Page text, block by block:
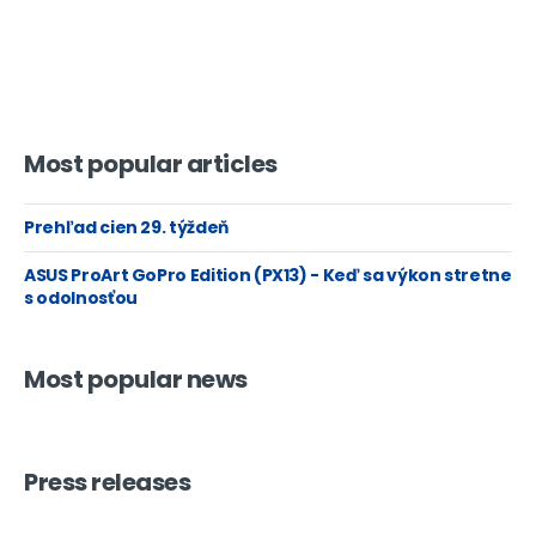
Most popular articles
Prehľad cien 29. týždeň
ASUS ProArt GoPro Edition (PX13) - Keď sa výkon stretne
s odolnosťou
Most popular news
Press releases